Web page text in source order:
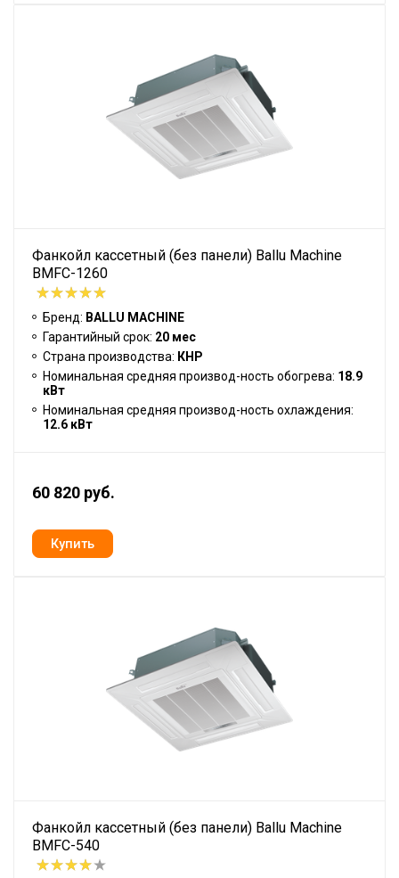
Фанкойл кассетный (без панели) Ballu Machine
BMFC-1260
Бренд: BALLU MACHINE
Гарантийный срок: 20 мес
Страна производства: КНР
Номинальная средняя производ-ность обогрева: 18.9
кВт
Номинальная средняя производ-ность охлаждения:
12.6 кВт
60 820 руб.
Фанкойл кассетный (без панели) Ballu Machine
BMFC-540